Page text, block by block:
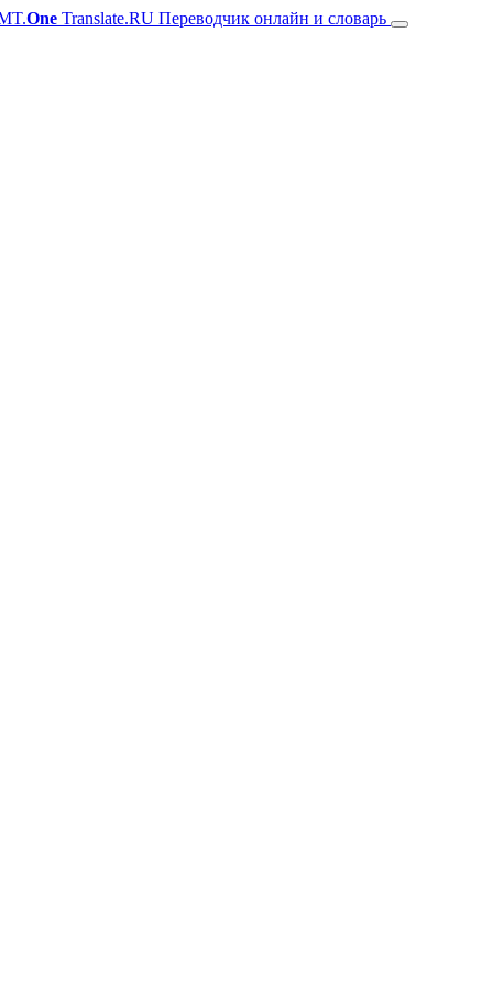
One Translate.RU Переводчик онлайн и словарь